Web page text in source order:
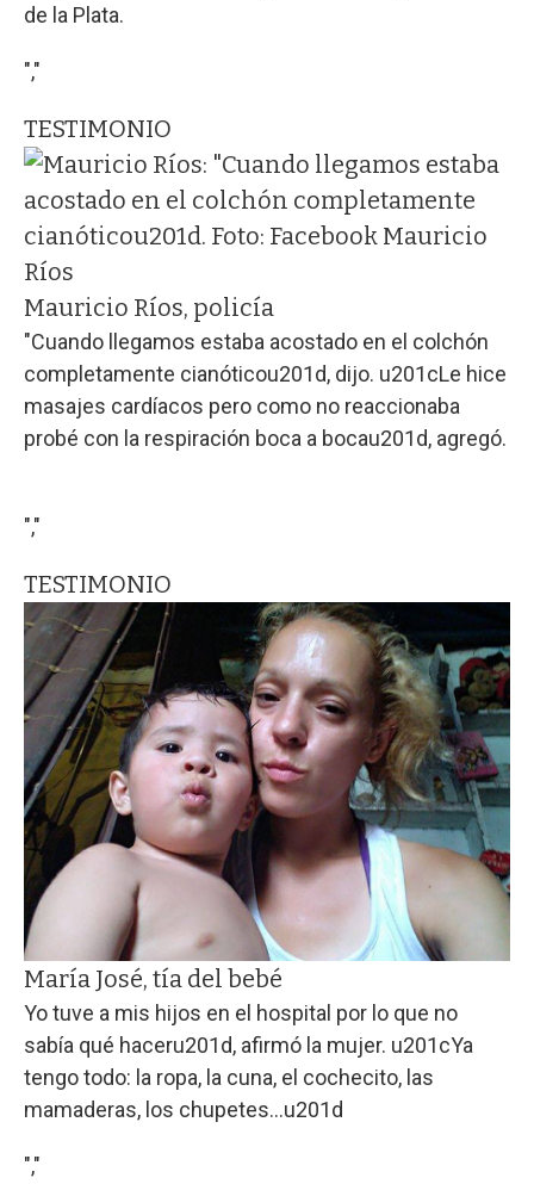
de la Plata.
","
TESTIMONIO
Mauricio Ríos, policía
"Cuando llegamos estaba acostado en el colchón
completamente cianóticou201d, dijo. u201cLe hice
masajes cardíacos pero como no reaccionaba
probé con la respiración boca a bocau201d, agregó.
","
TESTIMONIO
María José, tía del bebé
Yo tuve a mis hijos en el hospital por lo que no
sabía qué haceru201d, afirmó la mujer. u201cYa
tengo todo: la ropa, la cuna, el cochecito, las
mamaderas, los chupetes...u201d
","